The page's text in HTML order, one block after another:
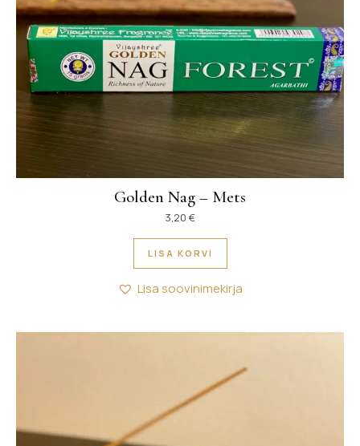
Golden Nag – Mets
3,20 €
LISA KORVI
Lisa soovinimekirja